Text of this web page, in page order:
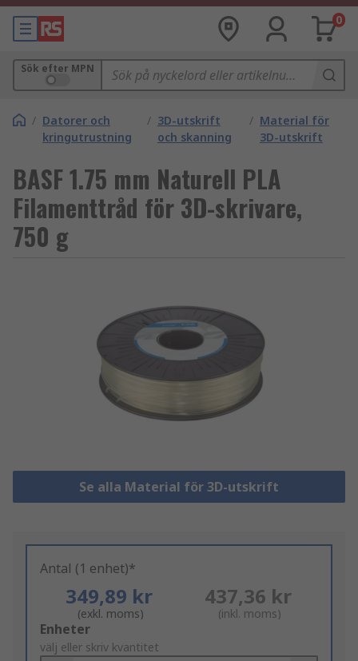
0
Sök efter MPN
/ Datorer och
kringutrustning
/ 3D-utskrift
och skanning
/ Material för
3D-utskrift
BASF 1.75 mm Naturell PLA
Filamenttråd för 3D-skrivare,
750 g
Se alla Material för 3D-utskrift
Antal (1 enhet)*
349,89 kr
(exkl. moms)
437,36 kr
(inkl. moms)
Add
to
Enheter
välj eller skriv kvantitet